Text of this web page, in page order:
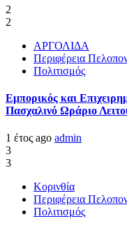
2
2
ΑΡΓΟΛΙΔΑ
Περιφέρεια
Πολιτισμός
Εμπορικός και
Πασχαλινό Ωράριο
1 έτος ago admin
3
3
Κορινθία
Περιφέρεια
Πολιτισμός